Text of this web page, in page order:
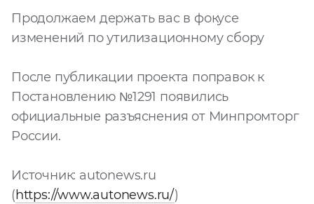
Продолжаем держать вас в фокусе
изменений по утилизационному сбору
После публикации проекта поправок к
Постановлению №1291 появились
официальные разъяснения от Минпромторг
России.
Источник: autonews.ru
(https://www.autonews.ru/)
Согласен с
политикой
конфиденциальности
персональных
данных